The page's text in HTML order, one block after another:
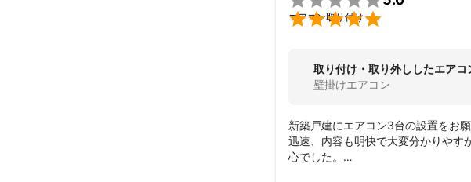

エアコン取り付け
取り付け・取り外ししたエアコ
壁掛けエアコン
新築戸建にエアコン3台の設置をお
迅速、内容も明快で大変分かりやす
心でした。